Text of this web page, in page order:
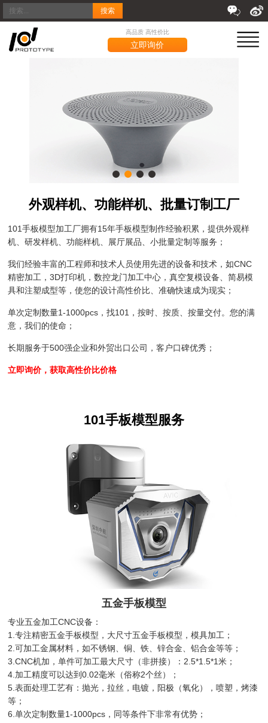
搜索
高品质 高性价比
立即询价
外观样机、功能样机、批量订制工厂
101手板模型加工厂拥有15年手板模型制作经验积累，提供外观样
机、研发样机、功能样机、展厅展品、小批量定制等服务；
我们经验丰富的工程师和技术人员使用先进的设备和技术，如CNC
精密加工，3D打印机，数控龙门加工中心，真空复模设备、简易模
具和注塑成型等，使您的设计高性价比、准确快速成为现实；
单次定制数量1-1000pcs，找101，按时、按质、按量交付。您的满
意，我们的使命；
长期服务于500强企业和外贸出口公司，客户口碑优秀；
立即询价，获取高性价比价格
101手板模型服务
五金手板模型
专业五金加工CNC设备：
1.专注精密五金手板模型，大尺寸五金手板模型，模具加工；
2.可加工金属材料，如不锈钢、铜、铁、锌合金、铝合金等等；
3.CNC机加，单件可加工最大尺寸（非拼接）：2.5*1.5*1米；
4.加工精度可以达到0.02毫米（俗称2个丝）；
5.表面处理工艺有：抛光，拉丝，电镀，阳极（氧化），喷塑，烤漆
等；
6.单次定制数量1-1000pcs，同等条件下非常有优势；